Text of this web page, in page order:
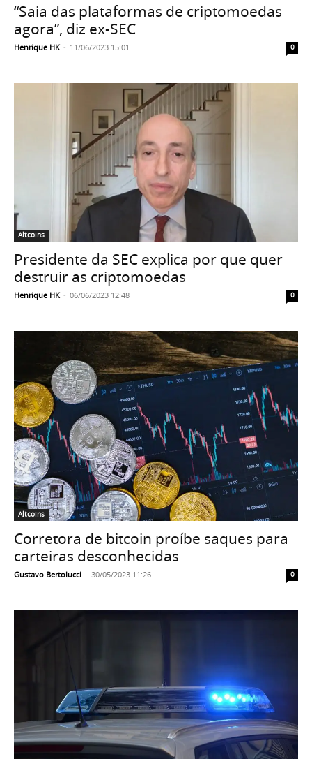
“Saia das plataformas de criptomoedas
agora”, diz ex-SEC
Henrique HK - 11/06/2023 15:01 0
Altcoins
Presidente da SEC explica por que quer
destruir as criptomoedas
Henrique HK - 06/06/2023 12:48 0
Altcoins
Corretora de bitcoin proíbe saques para
carteiras desconhecidas
Gustavo Bertolucci - 30/05/2023 11:26 0